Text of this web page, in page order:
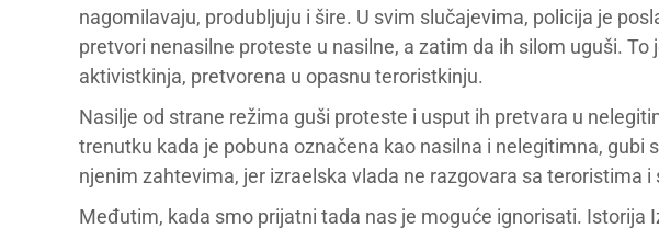
nagomilavaju, produbljuju i šire. U svim slučajevima, policija je
pretvori nenasilne proteste u nasilne, a zatim da ih silom uguši. To
aktivistkinja, pretvorena u opasnu teroristkinju.
Nasilje od strane režima guši proteste i usput ih pretvara u
trenutku kada je pobuna označena kao nasilna i nelegitimna, gubi
njenim zahtevima, jer izraelska vlada ne razgovara sa teroristima i
Međutim, kada smo prijatni tada nas je moguće ignorisati. Istorija